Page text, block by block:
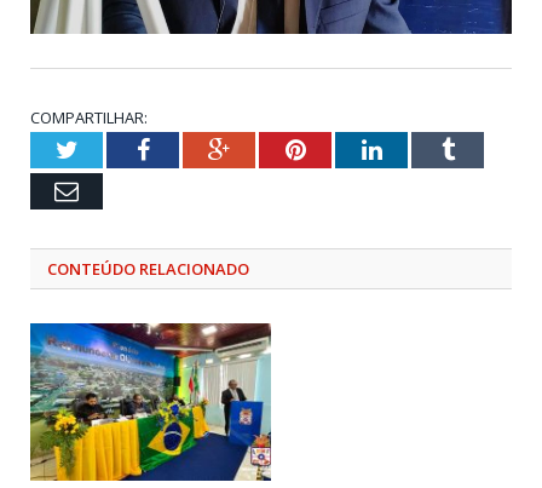
COMPARTILHAR:
TwitterFacebookGoogle+PinterestLinkedInTumblr
Email
CONTEÚDO RELACIONADO